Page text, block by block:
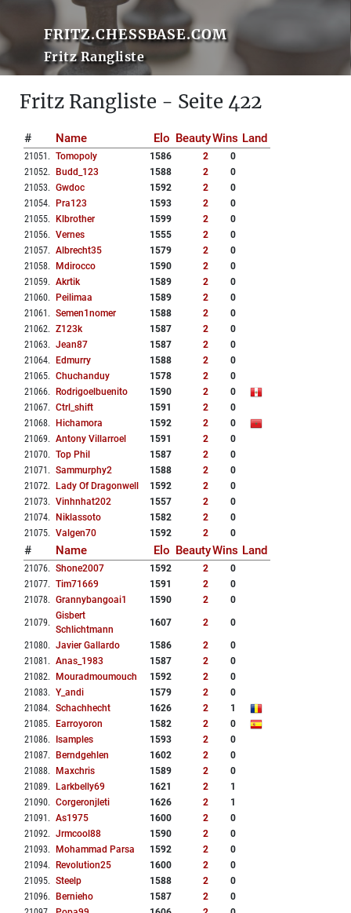
FRITZ.CHESSBASE.COM
Fritz Rangliste
Fritz Rangliste - Seite 422
# Name Elo BeautyWins Land
21051 . Tomopoly 1586 2
0
21052. Budd_123 1588 2
0
21053. Gwdoc 1592 2
0
21054. Pra123 1593 2
0
21055. Klbrother 1599 2
0
21056. Vernes 1555 2
0
21057. Albrecht35 1579 2
0
21058. Mdirocco 1590 2
0
21059. Akrtik 1589 2
0
21060. Peilimaa 1589 2
0
21061 . Semen1nomer 1588 2
0
21062. Z123k 1587 2
0
21063. Jean87 1587 2
0
21064. Edmurry 1588 2
0
21065. Chuchanduy 1578 2
0
21066. Rodrigoelbuenito 1590 2
0
21067. Ctrl_shift 1591 2
0
21068. Hichamora 1592 2
0
21069. Antony Villarroel 1591 2
0
21070. Top Phil 1587 2
0
21071 . Sammurphy2 1588 2
0
21072. Lady Of Dragonwell 1592 2
0
21073. Vinhnhat202 1557 2
0
21074. Niklassoto 1582 2
0
21075. Valgen70 1592 2 0
# Name Elo BeautyWins Land
21076. Shone2007 1592 2
0
21077. Tim71669 1591 2
0
21078. Grannybangoai1 1590 2 0
21079.
Gisbert
Schlichtmann
1607 2 0
21080. Javier Gallardo 1586 2
0
21081 . Anas_1983 1587 2
0
21082. Mouradmoumouch 1592 2
0
21083. Y_andi 1579 2
0
21084. Schachhecht 1626 2
1
21085. Earroyoron 1582 2
0
21086. Isamples 1593 2
0
21087. Berndgehlen 1602 2
0
21088. Maxchris 1589 2
0
21089. Larkbelly69 1621 2
1
21090. Corgeronjleti 1626 2
1
21091 . As1975 1600 2
0
21092. Jrmcool88 1590 2
0
21093. Mohammad Parsa 1592 2
0
21094. Revolution25 1600 2
0
21095. Steelp 1588 2
0
21096. Bernieho 1587 2
0